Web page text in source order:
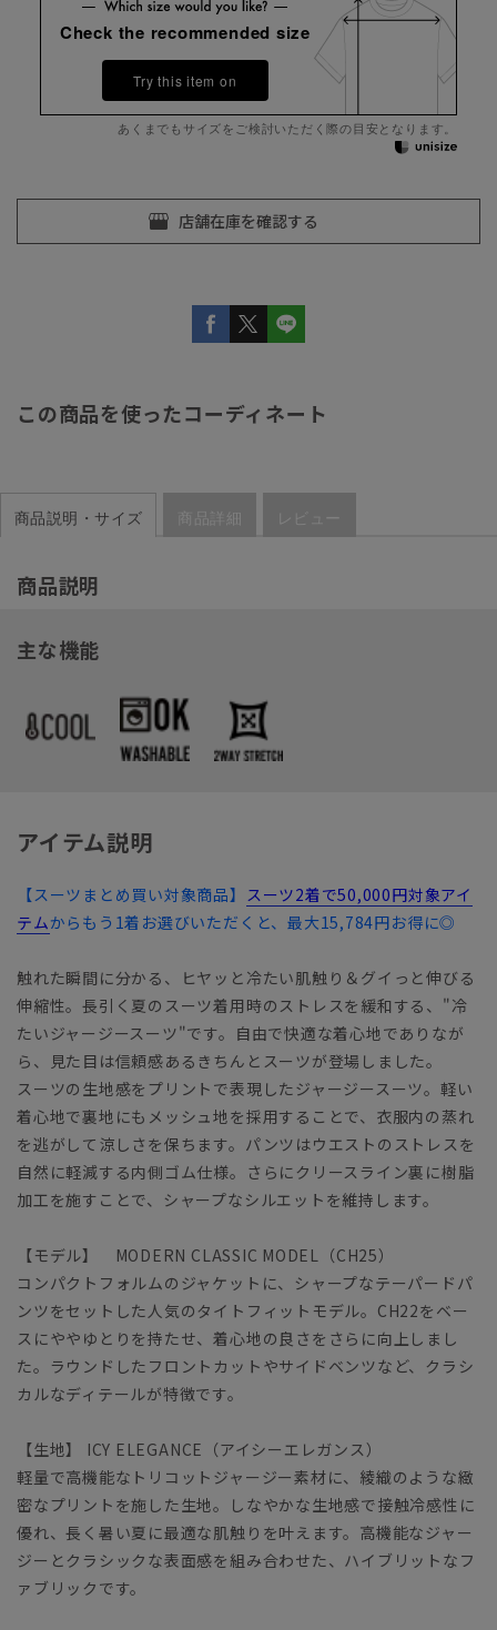
Check the recommended size
Try this item on
あくまでもサイズをご検討いただく際の目安となります。
この商品を使ったコーディネート
商品説明・サイズ 商品詳細 レビュー
商品説明
主な機能
アイテム説明
【スーツまとめ買い対象商品】 スーツ2着で50,000円対象アイ
テムからもう1着お選びいただくと、最大15,784円お得に◎
触れた瞬間に分かる、ヒヤッと冷たい肌触り＆グイっと伸びる
伸縮性。長引く夏のスーツ着用時のストレスを緩和する、"冷
たいジャージースーツ"です。自由で快適な着心地でありなが
ら、見た目は信頼感あるきちんとスーツが登場しました。
スーツの生地感をプリントで表現したジャージースーツ。軽い
着心地で裏地にもメッシュ地を採用することで、衣服内の蒸れ
を逃がして涼しさを保ちます。パンツはウエストのストレスを
自然に軽減する内側ゴム仕様。さらにクリースライン裏に樹脂
加工を施すことで、シャープなシルエットを維持します。
【モデル】 MODERN CLASSIC MODEL（CH25）
コンパクトフォルムのジャケットに、シャープなテーパードパ
ンツをセットした人気のタイトフィットモデル。CH22をベー
スにややゆとりを持たせ、着心地の良さをさらに向上しまし
た。ラウンドしたフロントカットやサイドベンツなど、クラシ
カルなディテールが特徴です。
【生地】 ICY ELEGANCE（アイシーエレガンス）
軽量で高機能なトリコットジャージー素材に、綾織のような緻
密なプリントを施した生地。しなやかな生地感で接触冷感性に
優れ、長く暑い夏に最適な肌触りを叶えます。高機能なジャー
ジーとクラシックな表面感を組み合わせた、ハイブリットなフ
ァブリックです。